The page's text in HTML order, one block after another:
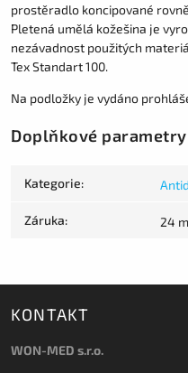
prostěradlo koncipované
Pletená umělá kožešina je
nezávadnost použitých
Tex Standart 100.
Na podložky je vydáno
Doplňkové parametry
Kategorie:
Záruka: 24
KONTAKT
WON-MED s.r.o.